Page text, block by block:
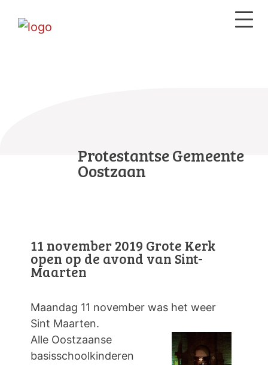
Protestantse Gemeente
Oostzaan
11 november 2019 Grote Kerk
open op de avond van Sint-
Maarten
Maandag 11 november was het weer
Sint Maarten.
Alle Oostzaanse
basisschoolkinderen